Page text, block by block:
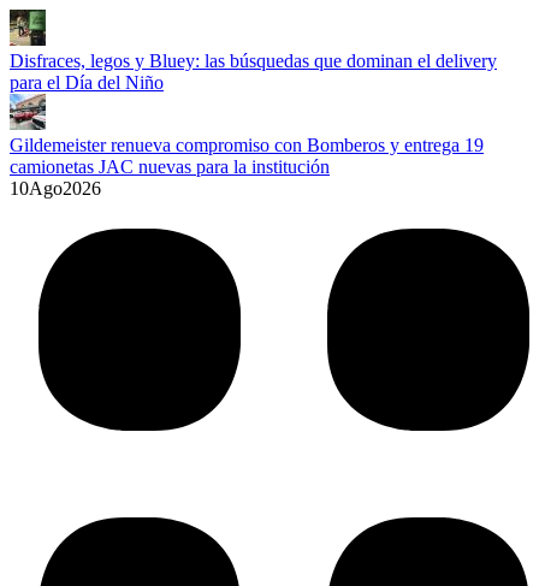
Disfraces, legos y Bluey: las búsquedas que dominan el delivery
para el Día del Niño
Gildemeister renueva compromiso con Bomberos y entrega 19
camionetas JAC nuevas para la institución
10Ago2026